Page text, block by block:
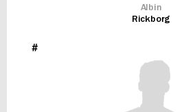
Albin
Rickborg
#